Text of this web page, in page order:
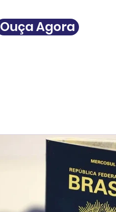
Ouça Agora